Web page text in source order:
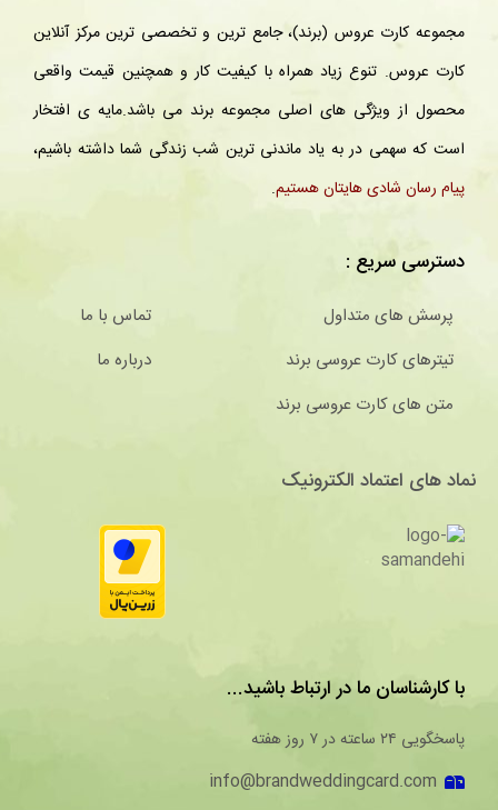
مجموعه کارت عروس (برند)، جامع ترین و تخصصی ترین مرکز آنلاین
کارت عروس. تنوع زیاد همراه با کیفیت کار و همچنین قیمت واقعی
محصول از ویژگی های اصلی مجموعه برند می باشد.مایه ی افتخار
است که سهمی در به یاد ماندنی ترین شب زندگی شما داشته باشیم،
پیام رسان شادی هایتان هستیم.
دسترسی سریع :
پرسش های متداول
تیترهای کارت عروسی برند
متن های کارت عروسی برند
تماس با ما
درباره ما
نماد های اعتماد الکترونیک
با کارشناسان ما در ارتباط باشید...
پاسخگویی ۲۴ ساعته در ۷ روز هفته
info@brandweddingcard.com